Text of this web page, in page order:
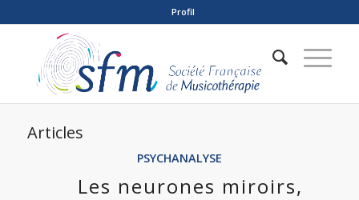
Profil
Articles
PSYCHANALYSE
Les neurones miroirs,